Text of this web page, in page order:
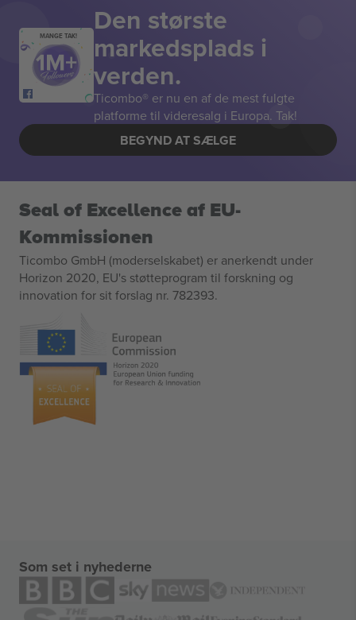
MANGE TAK! Den største
markedsplads i
verden.
Ticombo® er nu en af de mest fulgte
platforme til videresalg i Europa. Tak!
BEGYND AT SÆLGE
Seal of Excellence af EU-
Kommissionen
Ticombo GmbH (moderselskabet) er anerkendt under
Horizon 2020, EU's støtteprogram til forskning og
innovation for sit forslag nr. 782393.
Som set i nyhederne